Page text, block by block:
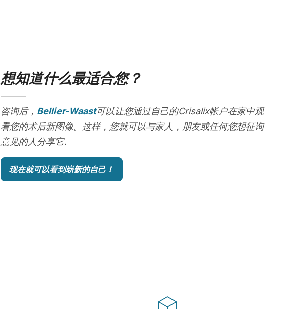
想知道什么最适合您？
咨询后， Bellier-Waast可以让您通过自己的Crisalix帐户在家中观
看您的术后新图像。这样，您就可以与家人，朋友或任何您想征询
意见的人分享它.
现在就可以看到崭新的自己！